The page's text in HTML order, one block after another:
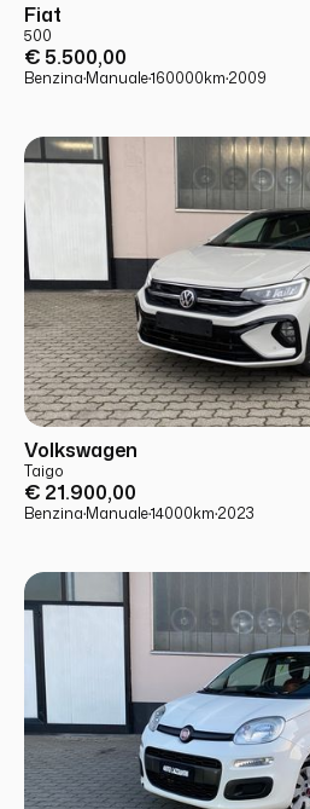
Fiat
500
€ 5.500,00
Benzina·Manuale·160000km·2009
USATO
Volkswagen
Taigo
€ 21.900,00
Benzina·Manuale·14000km·2023